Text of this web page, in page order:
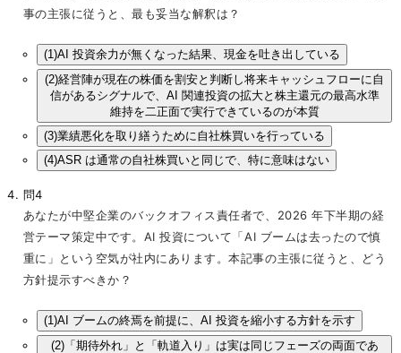
事の主張に従うと、最も妥当な解釈は？
(1)AI 投資余力が無くなった結果、現金を吐き出している
(2)経営陣が現在の株価を割安と判断し将来キャッシュフローに自
信があるシグナルで、AI 関連投資の拡大と株主還元の最高水準
維持を二正面で実行できているのが本質
(3)業績悪化を取り繕うために自社株買いを行っている
(4)ASR は通常の自社株買いと同じで、特に意味はない
問4
あなたが中堅企業のバックオフィス責任者で、2026 年下半期の経
営テーマ策定中です。AI 投資について「AI ブームは去ったので慎
重に」という空気が社内にあります。本記事の主張に従うと、どう
方針提示すべきか？
(1)AI ブームの終焉を前提に、AI 投資を縮小する方針を示す
(2)「期待外れ」と「軌道入り」は実は同じフェーズの両面であ